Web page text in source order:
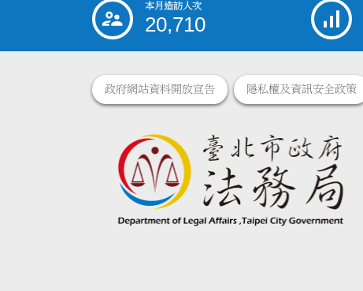
::: 本月造訪人次
20,710
政府網站資料開放宣告 隱私權及資訊安全政策